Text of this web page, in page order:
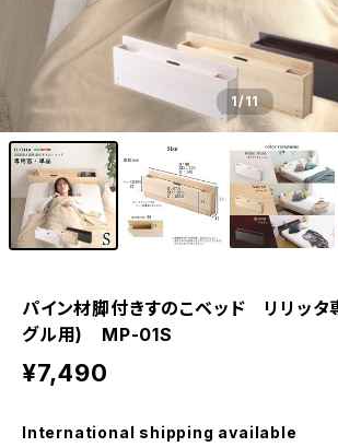
1/11
パイン材脚付きすのこベッド リリッタ
グル用) MP-01S
¥7,490
International shipping available